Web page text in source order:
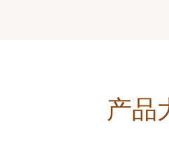
产品